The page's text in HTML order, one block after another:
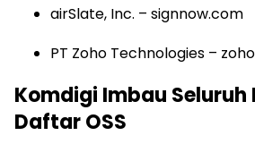
airSlate, Inc. – signnow.com
PT Zoho Technologies –
Komdigi Imbau Seluruh
Daftar OSS